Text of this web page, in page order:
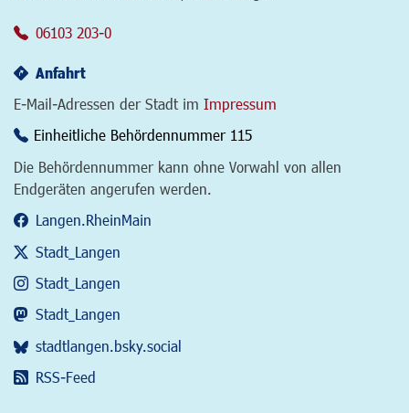
06103 203-0
Anfahrt
E-Mail-Adressen der Stadt im Impressum
Einheitliche Behördennummer 115
Die Behördennummer kann ohne Vorwahl von allen
Endgeräten angerufen werden.
Langen.RheinMain
Stadt_Langen
Stadt_Langen
Stadt_Langen
stadtlangen.bsky.social
RSS-Feed